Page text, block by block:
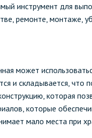
инструмент для
ремонте, монтаже,
может
и складывается,
которая
которые
мало места при